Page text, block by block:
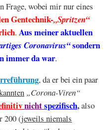
Frage, wobei mir nur eines
Gentechnik-„Spritzen“
. Aus meiner aktuellen
Coronavirus“sondern
immer da war.
, da er bei ein paar
„Corona-Viren“
nichtspezifisch,also
200 (jeweils niemals